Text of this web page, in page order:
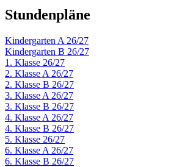
Stundenpläne
Kindergarten A 26/27
Kindergarten B 26/27
1. Klasse 26/27
2. Klasse A 26/27
2. Klasse B 26/27
3. Klasse A 26/27
3. Klasse B 26/27
4. Klasse A 26/27
4. Klasse B 26/27
5. Klasse 26/27
6. Klasse A 26/27
6. Klasse B 26/27